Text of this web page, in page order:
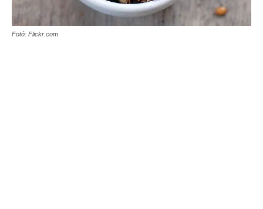
Fotó: Flickr.com